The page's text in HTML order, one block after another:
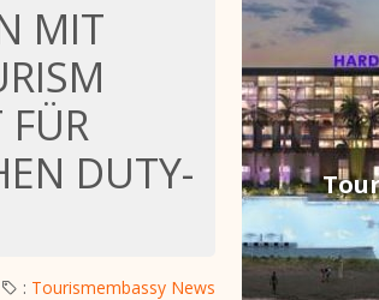
MIT
DUTY-
: Tourismembassy News